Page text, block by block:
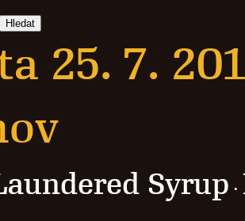
25. 7.
Syrup ·